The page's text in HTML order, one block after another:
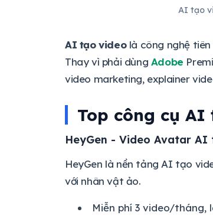
AI tạo
AI tạo videolà công nghệ tiên
Thay vì phải dùng Adobe
video marketing, explainer
Top công cụ AI
HeyGen - Video Avatar
HeyGen là nền tảng AI tạo
với nhân vật ảo.
Miễn phí 3 video/tháng,